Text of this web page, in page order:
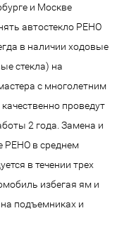
и Москве
автостекло РЕНО
в наличии ходовые
стекла) на
с многолетним
проведут
2 года. Замена и
РЕНО в среднем
в течении трех
избегая ям и
подъемниках и